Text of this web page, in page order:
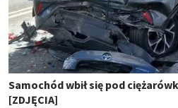
Samochód wbił się pod
[ZDJĘCIA]